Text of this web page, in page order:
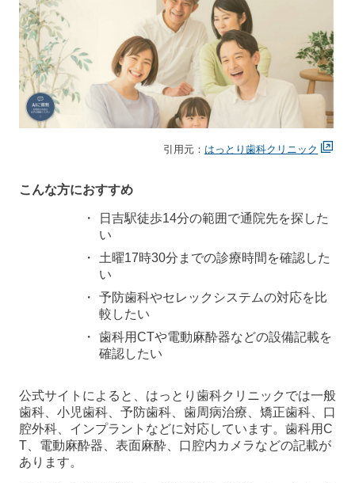
引用元： はっとり歯科クリニック
こんな方におすすめ
日吉駅徒歩14分の範囲で通院先を探した
い
土曜17時30分までの診療時間を確認した
い
予防歯科やセレックシステムの対応を比
較したい
歯科用CTや電動麻酔器などの設備記載を
確認したい
公式サイトによると、はっとり歯科クリニックでは一般
歯科、小児歯科、予防歯科、歯周病治療、矯正歯科、口
腔外科、インプラントなどに対応しています。歯科用C
T、電動麻酔器、表面麻酔、口腔内カメラなどの記載が
あります。